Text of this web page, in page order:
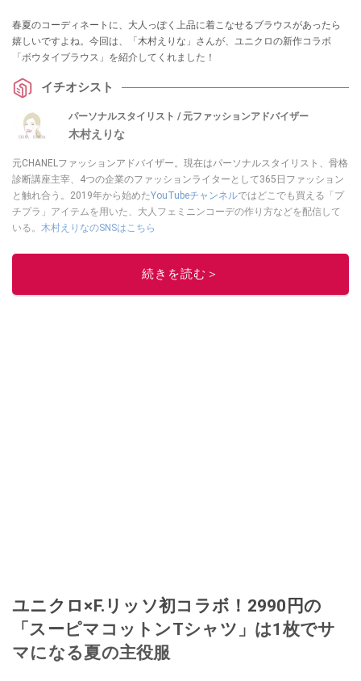
春夏のコーディネートに、大人っぽく上品に着こなせるブラウスがあったら
嬉しいですよね。今回は、「木村えりな」さんが、ユニクロの新作コラボ
「ボウタイブラウス」を紹介してくれました！
イチオシスト
パーソナルスタイリスト / 元ファッションアドバイザー
木村えりな
元CHANELファッションアドバイザー。現在はパーソナルスタイリスト、骨格
診断講座主宰、4つの企業のファッションライターとして365日ファッション
と触れ合う。2019年から始めたYouTubeチャンネルではどこでも買える「プ
チプラ」アイテムを用いた、大人フェミニンコーデの作り方などを配信して
いる。 木村えりなのSNSはこちら
このイチオシストの他の記事を読む
続きを読む＞
ユニクロ×F.リッソ初コラボ！2990円の
「スーピマコットンTシャツ」は1枚でサ
マになる夏の主役服